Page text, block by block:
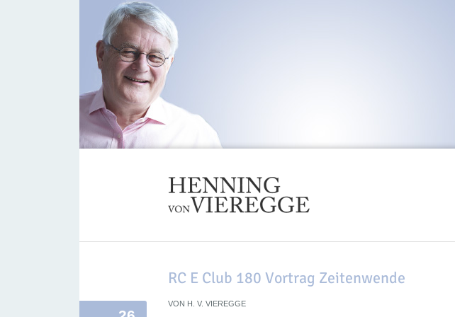
RC E Club 180 Vortrag Zeitenwende
VON H. V. VIEREGGE